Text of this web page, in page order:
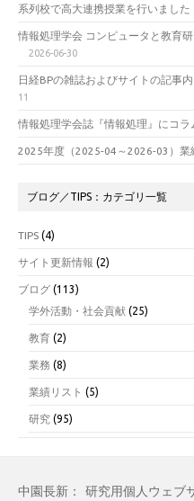
系列校で高大連携授業を行いました
情報処理学会 コンピュータと教育
2026-06-30
日経BPの雑誌およびサイトの記事
11
情報処理学会誌『情報処理』にコラ
2025年度（2025-04～2026-03）業
ブログ／TIPS：カテゴリ一覧
TIPS (4)
サイト更新情報 (2)
ブログ (113)
学外活動・社会貢献 (25)
教育 (2)
業務 (8)
業績リスト (5)
研究 (95)
中園長新： 研究用個人ウェブ